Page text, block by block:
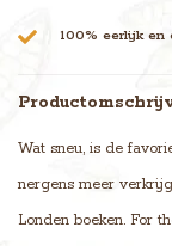
100% eerlijk en
Wat sneu, is de
nergens meer
Londen boeken. For